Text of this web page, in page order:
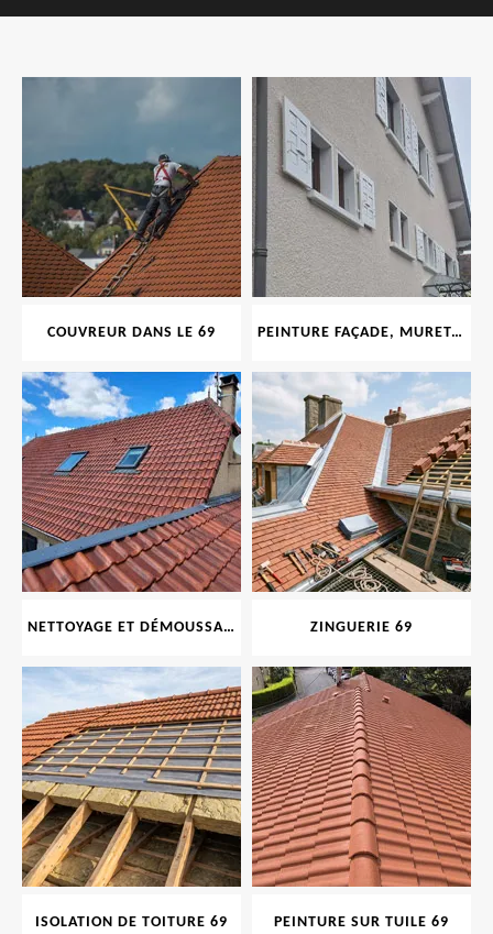
COUVREUR DANS LE 69 PEINTURE FAÇADE, MURET, TOITURE, BOISERIE, FERRONERIE, GOUTTIÈRE 69
NETTOYAGE ET DÉMOUSSAGE DE TOITURE ET FAÇADE 69 ZINGUERIE 69
ISOLATION DE TOITURE 69 PEINTURE SUR TUILE 69